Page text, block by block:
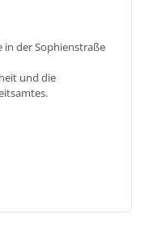
in der Sophienstraße
und die